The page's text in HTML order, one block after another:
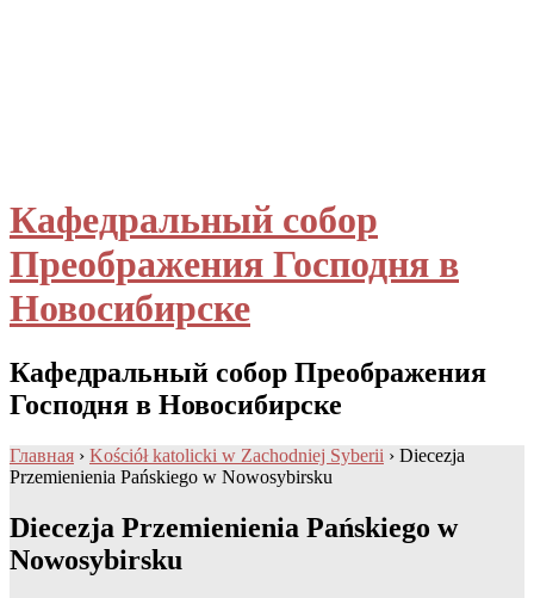
Кафедральный собор
Преображения Господня в
Новосибирске
Кафедральный собор Преображения
Господня в Новосибирске
Главная › Kościół katolicki w Zachodniej Syberii › Diecezja
Przemienienia Pańskiego w Nowosybirsku
Diecezja Przemienienia Pańskiego w
Nowosybirsku